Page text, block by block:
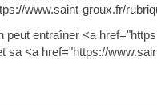
www.saint-groux.fr/
peut entraîner <a
sa <a href="https://